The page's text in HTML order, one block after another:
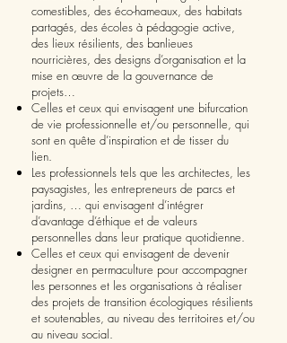
comestibles, des éco-hameaux, des habitats
partagés, des écoles à pédagogie active,
des lieux résilients, des banlieues
nourricières, des designs d’organisation et la
mise en œuvre de la gouvernance de
projets…
Celles et ceux qui envisagent une bifurcation
de vie professionnelle et/ou personnelle, qui
sont en quête d’inspiration et de tisser du
lien.
Les professionnels tels que les architectes, les
paysagistes, les entrepreneurs de parcs et
jardins, … qui envisagent d’intégrer
d’avantage d’éthique et de valeurs
personnelles dans leur pratique quotidienne.
Celles et ceux qui envisagent de devenir
designer en permaculture pour accompagner
les personnes et les organisations à réaliser
des projets de transition écologiques résilients
et soutenables, au niveau des territoires et/ou
au niveau social.